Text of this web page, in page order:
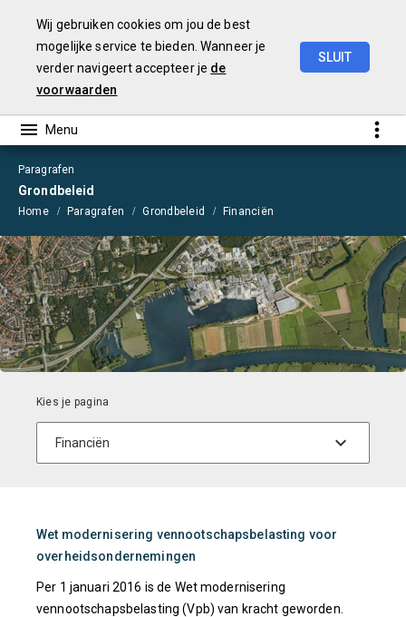
Paragrafen
Grondbeleid
Home Paragrafen Grondbeleid Financiën
Wet modernisering vennootschapsbelasting voor
overheidsondernemingen
Per 1 januari 2016 is de Wet modernisering
vennootschapsbelasting (Vpb) van kracht geworden.
Wij gebruiken cookies om jou de best
mogelijke service te bieden. Wanneer je
verder navigeert accepteer je de
voorwaarden
SLUIT